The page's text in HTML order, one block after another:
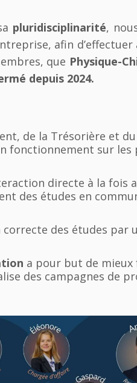
pluridisciplinarité,
afin
que Physique-
depuis 2024.
de la Trésorière et
fonctionnement sur les
directe à la fois
des études en
des études par
a pour but de mieux
des campagnes de